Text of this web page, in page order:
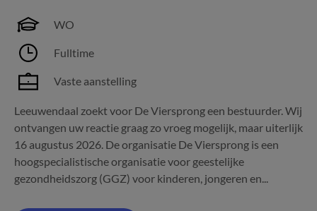
WO
Fulltime
Vaste aanstelling
Leeuwendaal zoekt voor De Viersprong een bestuurder. Wij
ontvangen uw reactie graag zo vroeg mogelijk, maar uiterlijk
16 augustus 2026. De organisatie De Viersprong is een
hoogspecialistische organisatie voor geestelijke
gezondheidszorg (GGZ) voor kinderen, jongeren en...